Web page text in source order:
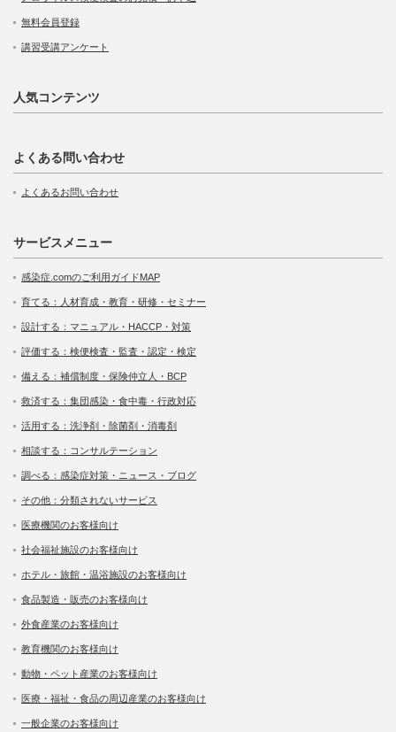
無料会員登録
講習受講アンケート
人気コンテンツ
よくある問い合わせ
よくあるお問い合わせ
サービスメニュー
感染症.comのご利用ガイドMAP
育てる：人材育成・教育・研修・セミナー
設計する：マニュアル・HACCP・対策
評価する：検便検査・監査・認定・検定
備える：補償制度・保険仲立人・BCP
救済する：集団感染・食中毒・行政対応
活用する：洗浄剤・除菌剤・消毒剤
相談する：コンサルテーション
調べる：感染症対策・ニュース・ブログ
その他：分類されないサービス
医療機関のお客様向け
社会福祉施設のお客様向け
ホテル・旅館・温浴施設のお客様向け
食品製造・販売のお客様向け
外食産業のお客様向け
教育機関のお客様向け
動物・ペット産業のお客様向け
医療・福祉・食品の周辺産業のお客様向け
一般企業のお客様向け